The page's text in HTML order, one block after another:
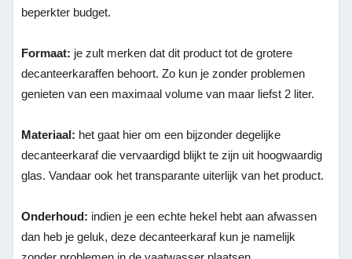
beperkter budget.
Formaat: je zult merken dat dit product tot de grotere
decanteerkaraffen behoort. Zo kun je zonder problemen
genieten van een maximaal volume van maar liefst 2 liter.
Materiaal: het gaat hier om een bijzonder degelijke
decanteerkaraf die vervaardigd blijkt te zijn uit hoogwaardig
glas. Vandaar ook het transparante uiterlijk van het product.
Onderhoud: indien je een echte hekel hebt aan afwassen
dan heb je geluk, deze decanteerkaraf kun je namelijk